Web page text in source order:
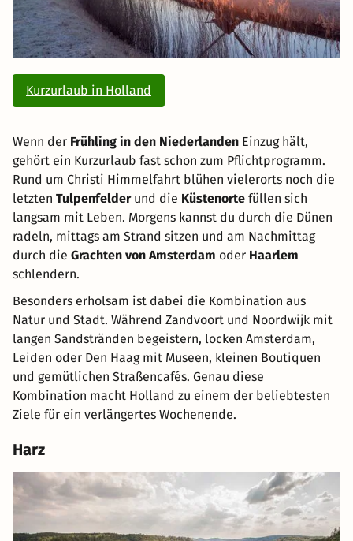
Kurzurlaub in Holland
Wenn der Frühling in den Niederlanden Einzug hält,
gehört ein Kurzurlaub fast schon zum Pflichtprogramm.
Rund um Christi Himmelfahrt blühen vielerorts noch die
letzten Tulpenfelderund die Küstenorte füllen sich
langsam mit Leben. Morgens kannst du durch die Dünen
radeln, mittags am Strand sitzen und am Nachmittag
durch die Grachten von Amsterdam oder Haarlem
schlendern.
Besonders erholsam ist dabei die Kombination aus
Natur und Stadt. Während Zandvoort und Noordwijk mit
langen Sandstränden begeistern, locken Amsterdam,
Leiden oder Den Haag mit Museen, kleinen Boutiquen
und gemütlichen Straßencafés. Genau diese
Kombination macht Holland zu einem der beliebtesten
Ziele für ein verlängertes Wochenende.
Harz